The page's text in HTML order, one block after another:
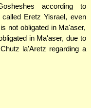
according to
Eretz Yisrael, even
not obligated in Ma'aser,
in Ma'aser, due to
la'Aretz regarding a